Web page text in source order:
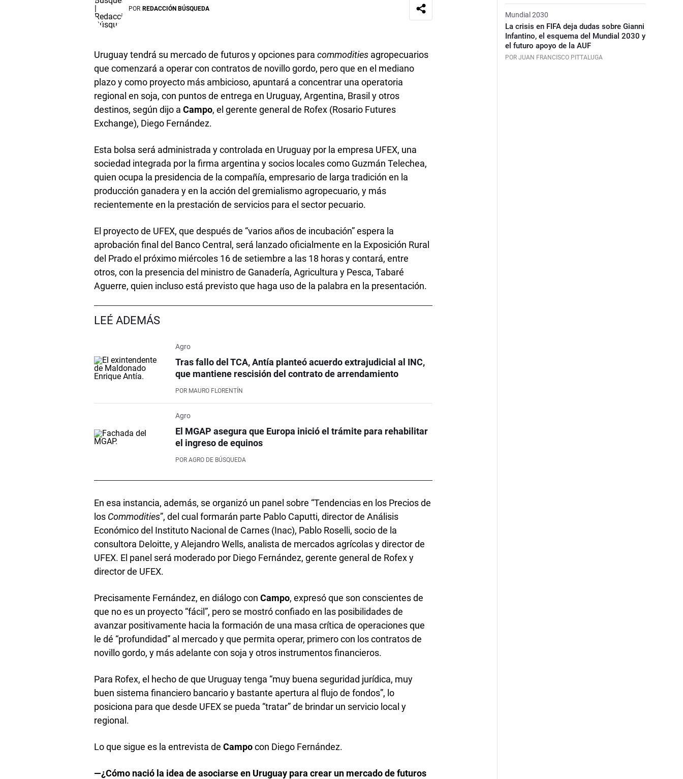
POR REDACCIÓN BÚSQUEDA
Uruguay tendrá su mercado de futuros y opciones paracommodities agropecuarios
que comenzará a operar con contratos de novillo gordo, pero que en el mediano
plazo y como proyecto más ambicioso, apuntará a concentrar una operatoria
regional en soja, con puntos de entrega en Uruguay, Argentina, Brasil y otros
destinos, según dijo aCampo, el gerente general de Rofex (Rosario Futures
Exchange), Diego Fernández.
Esta bolsa será administrada y controlada en Uruguay por la empresa UFEX, una
sociedad integrada por la firma argentina y socios locales como Guzmán Telechea,
quien ocupa la presidencia de la compañía, empresario de larga tradición en la
producción ganadera y en la acción del gremialismo agropecuario, y más
recientemente en la prestación de servicios para el sector pecuario.
El proyecto de UFEX, que después de “varios años de incubación” espera la
aprobación final del Banco Central, será lanzado oficialmente en la Exposición Rural
del Prado el próximo miércoles 16 de setiembre a las 18 horas y contará, entre
otros, con la presencia del ministro de Ganadería, Agricultura y Pesca, Tabaré
Aguerre, quien incluso está previsto que haga uso de la palabra en la presentación.
LEÉ ADEMÁS
Agro
Tras fallo del TCA, Antía planteó acuerdo extrajudicial al INC,
que mantiene rescisión del contrato de arrendamiento
POR MAURO FLORENTÍN
Agro
El MGAP asegura que Europa inició el trámite para rehabilitar
el ingreso de equinos
POR AGRO DE BÚSQUEDA
En esa instancia, además, se organizó un panel sobre “Tendencias en los Precios de
los Commodities”, del cual formarán parte Pablo Caputti, director de Análisis
Económico del Instituto Nacional de Carnes (Inac), Pablo Roselli, socio de la
consultora Deloitte, y Alejandro Wells, analista de mercados agrícolas y director de
UFEX. El panel será moderado por Diego Fernández, gerente general de Rofex y
director de UFEX.
Precisamente Fernández, en diálogo conCampo, expresó que son conscientes de
que no es un proyecto “fácil”, pero se mostró confiado en las posibilidades de
avanzar positivamente hacia la formación de una masa crítica de operaciones que
le dé “profundidad” al mercado y que permita operar, primero con los contratos de
novillo gordo, y más adelante con soja y otros instrumentos financieros.
Para Rofex, el hecho de que Uruguay tenga “muy buena seguridad jurídica, muy
buen sistema financiero bancario y bastante apertura al flujo de fondos”, lo
posiciona para que desde UFEX se pueda “tratar” de brindar un servicio local y
regional.
Lo que sigue es la entrevista deCampocon Diego Fernández.
—¿Cómo nació la idea de asociarse en Uruguay para crear un mercado de futuros
Mundial 2030
La crisis en FIFA deja dudas sobre Gianni
Infantino, el esquema del Mundial 2030 y
el futuro apoyo de la AUF
POR JUAN FRANCISCO PITTALUGA